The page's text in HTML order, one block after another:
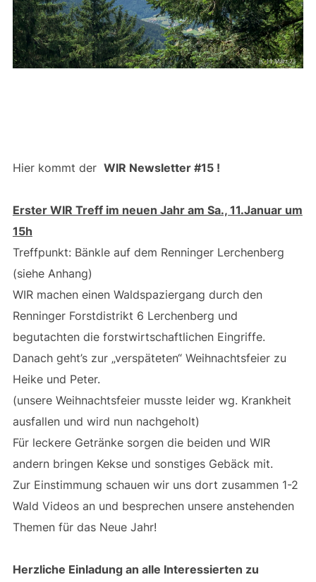
Hier kommt der WIR Newsletter #15 !
Erster WIR Treff im neuen Jahr am Sa., 11.Januar um
15h
Treffpunkt: Bänkle auf dem Renninger Lerchenberg
(siehe Anhang)
WIR machen einen Waldspaziergang durch den
Renninger Forstdistrikt 6 Lerchenberg und
begutachten die forstwirtschaftlichen Eingriffe.
Danach geht’s zur „verspäteten“ Weihnachtsfeier zu
Heike und Peter.
(unsere Weihnachtsfeier musste leider wg. Krankheit
ausfallen und wird nun nachgeholt)
Für leckere Getränke sorgen die beiden und WIR
andern bringen Kekse und sonstiges Gebäck mit.
Zur Einstimmung schauen wir uns dort zusammen 1-2
Wald Videos an und besprechen unsere anstehenden
Themen für das Neue Jahr!
Herzliche Einladung an alle Interessierten zu